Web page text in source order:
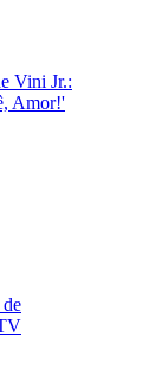
Vini Jr.:
Amor!'